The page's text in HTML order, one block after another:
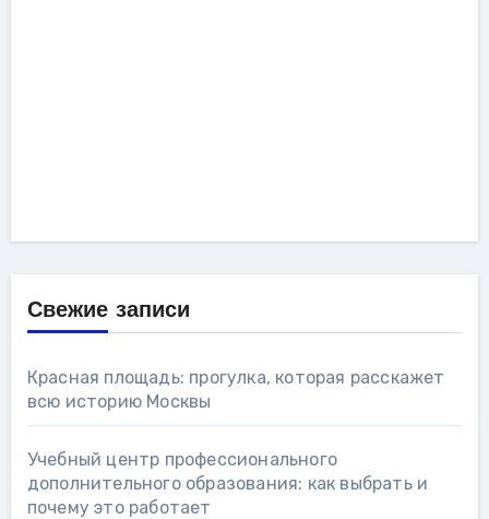
Свежие записи
Красная площадь: прогулка, которая расскажет
всю историю Москвы
Учебный центр профессионального
дополнительного образования: как выбрать и
почему это работает